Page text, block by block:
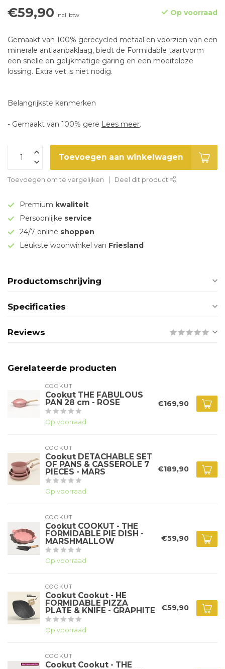
€59,90 Incl. btw Op voorraad
Gemaakt van 100% gerecycled metaal en voorzien van een
minerale antiaanbaklaag, biedt de Formidable taartvorm
een snelle en gelijkmatige garing en een moeiteloze
lossing. Extra vet is niet nodig.
Belangrijkste kenmerken
- Gemaakt van 100% gere Lees meer.
Toevoegen aan winkelwagen
Toevoegen om te vergelijken Deel dit product
Premium kwaliteit
Persoonlijke service
24/7 online shoppen
Leukste woonwinkel van Friesland
Productomschrijving
Specificaties
Reviews
Gerelateerde producten
COOKUT
Cookut THE FABULOUS
PAN 28 cm - ROSE
Op voorraad
€169,90
COOKUT
Cookut DETACHABLE SET
OF PANS & CASSEROLE 7
PIECES - MARS
Op voorraad
€189,90
COOKUT
Cookut COOKUT - THE
FORMIDABLE PIE DISH -
MARSHMALLOW
Op voorraad
€59,90
COOKUT
Cookut Cookut - HE
FORMIDABLE PIZZA
PLATE & KNIFE - GRAPHITE
Op voorraad
€59,90
COOKUT
Cookut Cookut - THE